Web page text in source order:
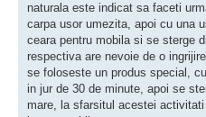
naturala este indicat sa faceti
carpa usor umezita, apoi cu una
ceara pentru mobila si se sterge
respectiva are nevoie de o
se foloseste un produs special,
in jur de 30 de minute, apoi se
mare, la sfarsitul acestei